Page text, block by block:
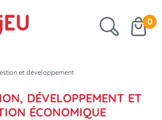
0
et développement
DÉVELOPPEMENT ET
ÉCONOMIQUE